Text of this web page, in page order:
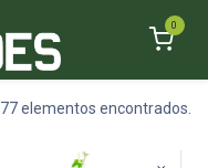
0
77 elementos encontrados.